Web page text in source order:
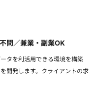
問／兼業・副業OK
タを利活用できる環境を構築
開発します。クライアントの求